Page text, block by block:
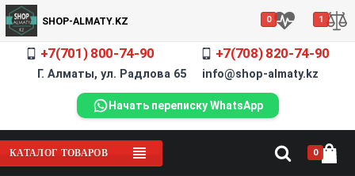
SHOP-ALMATY.KZ 0 1
+7(701) 800-74-90 +7(708) 820-74-90
Г. Алматы, ул. Радлова 65 info@shop-almaty.kz
Начать переписку WhatsApp
КАТАЛОГ ТОВАРОВ 0